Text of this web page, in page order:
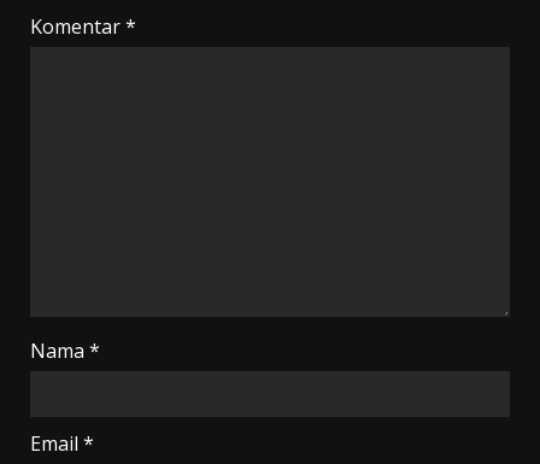
Komentar*
Nama *
Email *